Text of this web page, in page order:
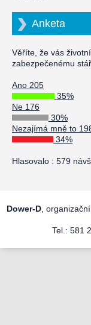
Anketa
Věříte, že vás
zabezpečenému
Ano 205
35%
Ne 176
30%
Nezajímá mně to
34%
Hlasovalo : 579
Dower-D ,
Tel.: 581